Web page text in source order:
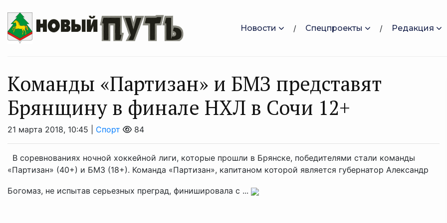
Новости Спецпроекты Редакция
Команды «Партизан» и БМЗ представят
Брянщину в финале НХЛ в Сочи 12+
21 марта 2018, 10:45 | Спорт 84
В соревнованиях ночной хоккейной лиги, которые прошли в Брянске, победителями стали команды
«Партизан» (40+) и БМЗ (18+). Команда «Партизан», капитаном которой является губернатор Александр
Богомаз, не испытав серьезных преград, финишировала с ...